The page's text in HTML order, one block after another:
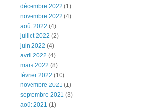
décembre 2022 (1)
novembre 2022 (4)
août 2022 (4)
juillet 2022 (2)
juin 2022 (4)
avril 2022 (4)
mars 2022 (8)
février 2022 (10)
novembre 2021 (1)
septembre 2021 (3)
août 2021 (1)